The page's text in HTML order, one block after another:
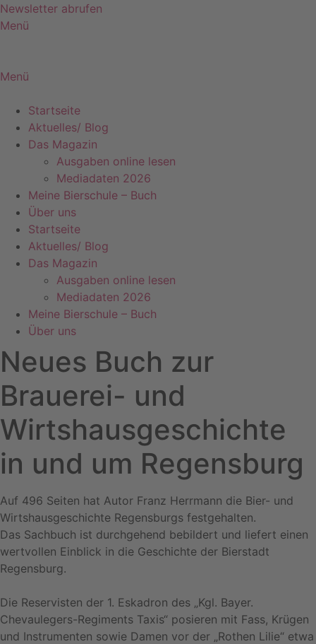
Zum
Inhalt
Newsletter abrufen
Menü
Menü
Startseite
Aktuelles/ Blog
Das Magazin
Ausgaben online lesen
Mediadaten 2026
Meine Bierschule – Buch
Über uns
Startseite
Aktuelles/ Blog
Das Magazin
Ausgaben online lesen
Mediadaten 2026
Meine Bierschule – Buch
Über uns
Neues Buch zur
Brauerei- und
Wirtshausgeschichte
in und um Regensburg
Auf 496 Seiten hat Autor Franz Herrmann die Bier- und
Wirtshausgeschichte Regensburgs festgehalten.
Das Sachbuch ist durchgehend bebildert und liefert einen
wertvollen Einblick in die Geschichte der Bierstadt
Regensburg.
Die Reservisten der 1. Eskadron des „Kgl. Bayer.
Chevaulegers-Regiments Taxis“ posieren mit Fass, Krügen
und Instrumenten sowie Damen vor der „Rothen Lilie“ etwa